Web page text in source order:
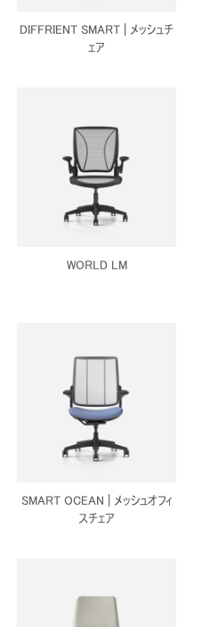
DIFFRIENT SMART | メッシュチ
ェア
WORLD LM
SMART OCEAN | メッシュオフィ
スチェア